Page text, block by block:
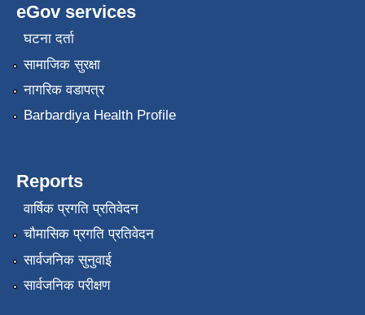
eGov services
घटना दर्ता
सामाजिक सुरक्षा
नागरिक वडापत्र
Barbardiya Health Profile
Reports
वार्षिक प्रगति प्रतिवेदन
चौमासिक प्रगति प्रतिवेदन
सार्वजनिक सुनुवाई
सार्वजनिक परीक्षण